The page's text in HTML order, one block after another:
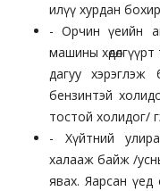
илүү хурдан
- Орчин үеийн
машины
дагуу
бензинтэй
тостой холидог/
- Хүйтний
халааж байж /усны
явах. Яарсан үед